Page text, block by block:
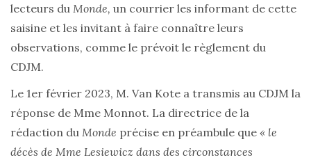
lecteurs du Monde, un courrier les informant de cette
saisine et les invitant à faire connaître leurs
observations, comme le prévoit le règlement du
CDJM.
Le 1er février 2023, M. Van Kote a transmis au CDJM la
réponse de Mme Monnot. La directrice de la
rédaction du Monde précise en préambule que « le
décès de Mme Lesiewicz dans des circonstances